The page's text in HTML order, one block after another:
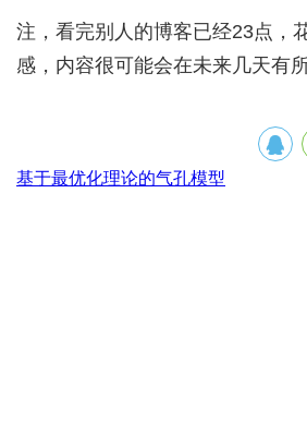
注，看完别人的博客已经23点，
感，内容很可能会在未来几天有所
基于最优化理论的气孔模型